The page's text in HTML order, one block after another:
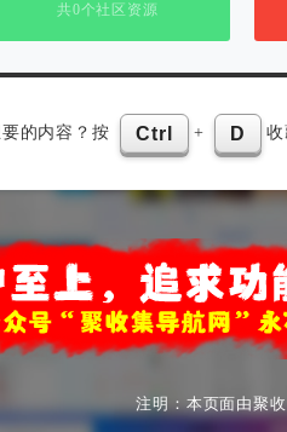
共0个社区资源
的内容？按 Ctrl + D
注明：本页面由聚